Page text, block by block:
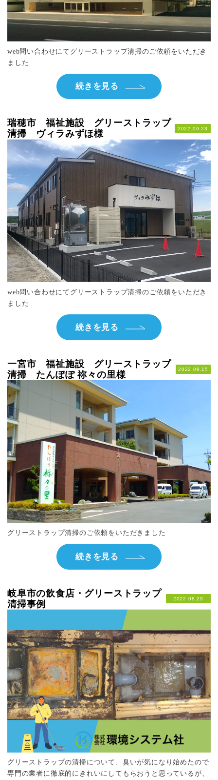
web問い合わせにてグリーストラップ清掃のご依頼をいただき
ました
続きを見る
瑞穂市 福祉施設 グリーストラップ
清掃 ヴィラみずほ様
2022.09.23
web問い合わせにてグリーストラップ清掃のご依頼をいただき
ました
続きを見る
一宮市 福祉施設 グリーストラップ
清掃 たんぽぽ 祢々の里様
2022.09.15
グリーストラップ清掃のご依頼をいただきました
続きを見る
岐阜市の飲食店・グリーストラップ
清掃事例
2022.08.29
グリーストラップの清掃について、臭いが気になり始めたので
専門の業者に徹底的にきれいにしてもらおうと思っているが、